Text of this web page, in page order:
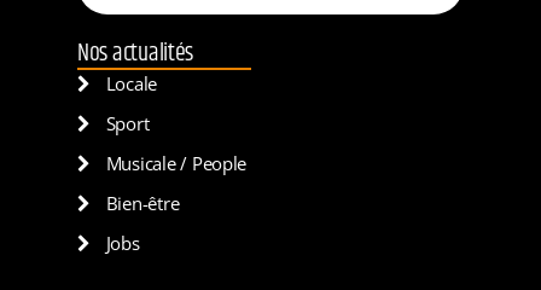
Nos actualités
Locale
Sport
Musicale / People
Bien-être
Jobs